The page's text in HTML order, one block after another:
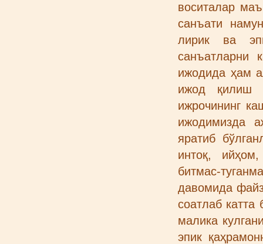
воситалар
санъати
лирик ва
санъатларни
ижодида ҳам
ижод қилиш
ижрочининг
ижодимизда
яратиб
интоқ,
битмас-
давомида
соатлаб катта
малика
эпик